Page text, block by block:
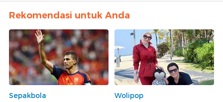
Rekomendasi untuk Anda
Sepakbola
Wolipop